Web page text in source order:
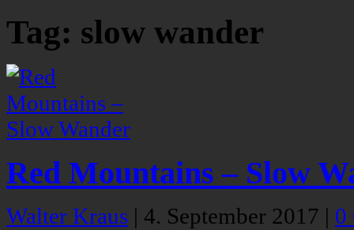
Tag: slow wander
Red Mountains – Slow
Walter Kraus | 4. September 2017 | 0